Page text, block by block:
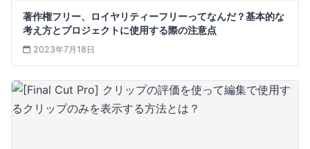
著作権フリー、ロイヤリティーフリーってなんだ？基本的な
考え方とプロジェクトに使用する際の注意点
2023年7月18日